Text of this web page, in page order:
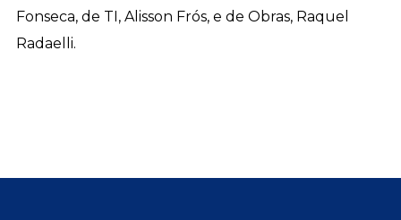
Fonseca, de TI, Alisson Frós, e de Obras, Raquel
Radaelli.